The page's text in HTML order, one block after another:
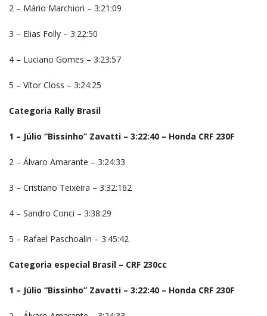
2 – Mário Marchiori – 3:21:09
3 – Elias Folly – 3:22:50
4 – Luciano Gomes – 3:23:57
5 – Vítor Closs – 3:24:25
Categoria Rally Brasil
1 – Júlio “Bissinho” Zavatti – 3:22:40 – Honda CRF 230F
2 – Álvaro Amarante – 3:24:33
3 – Cristiano Teixeira – 3:32:162
4 – Sandro Conci – 3:38:29
5 – Rafael Paschoalin – 3:45:42
Categoria especial Brasil – CRF 230cc
1 – Júlio “Bissinho” Zavatti – 3:22:40 – Honda CRF 230F